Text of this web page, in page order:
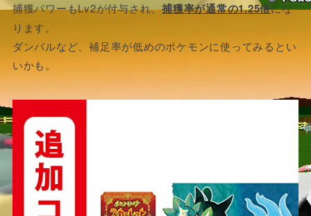
捕獲パワーもLv2が付与され、捕獲率が通常の1.25倍にな
ります。
ダンバルなど、補足率が低めのポケモンに使ってみるとい
いかも。